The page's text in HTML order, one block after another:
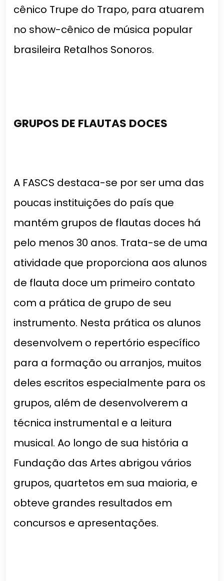
cênico Trupe do Trapo, para atuarem
no show-cênico de música popular
brasileira Retalhos Sonoros.
GRUPOS DE FLAUTAS DOCES
A FASCS destaca-se por ser uma das
poucas instituições do país que
mantém grupos de flautas doces há
pelo menos 30 anos. Trata-se de uma
atividade que proporciona aos alunos
de flauta doce um primeiro contato
com a prática de grupo de seu
instrumento. Nesta prática os alunos
desenvolvem o repertório específico
para a formação ou arranjos, muitos
deles escritos especialmente para os
grupos, além de desenvolverem a
técnica instrumental e a leitura
musical. Ao longo de sua história a
Fundação das Artes abrigou vários
grupos, quartetos em sua maioria, e
obteve grandes resultados em
concursos e apresentações.